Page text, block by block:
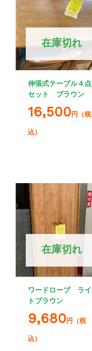
在庫切れ
伸張式テーブル４点
セット ブラウン
16,500円（税
込）
在庫切れ
ワードローブ ライ
トブラウン
9,680円（税
込）